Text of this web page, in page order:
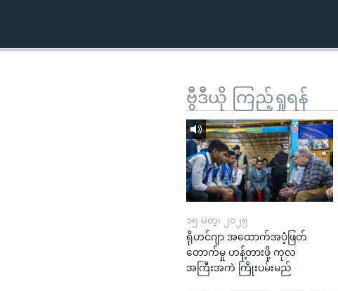
ရန်
ဗွီဒီယို ကြည့်ရှုရန်
၁၅ မတ္၊ ၂၀၂၅
ရိုဟင်ဂျာ အထောက်အပံ့ဖြတ်
တောက်မှု ဟန့်တားဖို့ ကုလ
အကြီးအကဲ ကြိုးပမ်းမည်